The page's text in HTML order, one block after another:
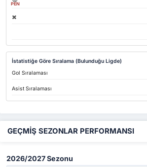
PEN
İstatistiğe Göre Sıralama (Bulunduğu Ligde)
Gol Sıralaması
Asist Sıralaması
GEÇMİŞ SEZONLAR PERFORMANSI
2026/2027 Sezonu